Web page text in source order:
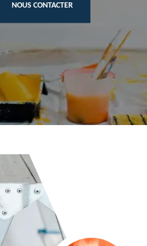
NOUS CONTACTER